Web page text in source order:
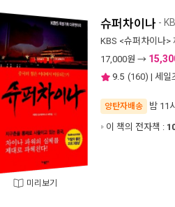
미리보기
슈퍼차이나 -
KBS <슈퍼차이나>
17,000원 →
9.5 (160) | 세일
양탄자배송 밤 11시
이 책의 전자책 :